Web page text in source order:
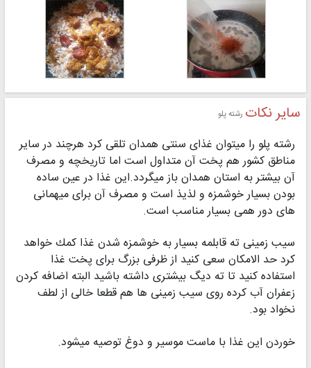
سایر نکات رشته پلو
رشته پلو را میتوان غذای سنتی همدان تلقی كرد هرچند در سایر
مناطق كشور هم پخت آن متداول است اما تاریخچه و مصرف
آن بیشتر به استان همدان باز میگردد.این غذا در عین ساده
بودن بسیار خوشمزه و لذیذ است و مصرف آن برای میهمانی
های دور همی بسیار مناسب است.
سیب زمینی ته قابلمه بسیار به خوشمزه شدن غذا كمك خواهد
كرد حد الامكان سعی كنید از ظرفی بزرگ برای پخت غذا
استفاده كنید تا ته دیگ بیشتری داشته باشید البته اضافه كردن
زعفران آب كرده روی سیب زمینی ها هم قطعا خالی از لطف
نخواد بود.
خوردن این غذا با ماست موسیر و دوغ توصیه میشود.